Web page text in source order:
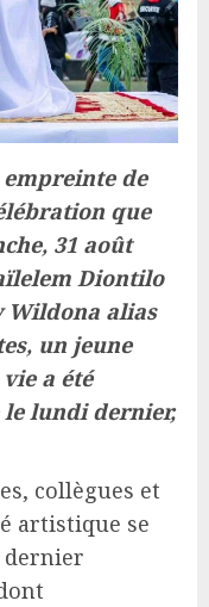
empreinte de
que
31 août
Diontilo
Wildona alias
un jeune
a été
lundi dernier,
collègues et
artistique se